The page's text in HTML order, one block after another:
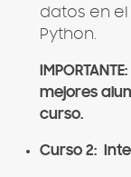
datos en
Python.
mejores
curso.
Curso 2: